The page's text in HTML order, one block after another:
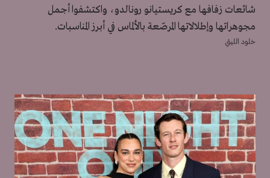
شائعات زفافها مع كريستيانو رونالدو، واكتشفوا أجمل
مجوهراتها وإطلالاتها المرصّعة بالألماس في أبرز المناسبات.
خلود الليثي